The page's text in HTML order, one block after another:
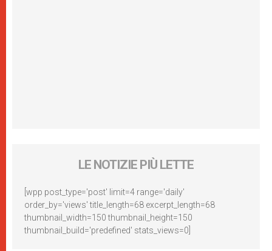
LE NOTIZIE PIÙ LETTE
[wpp post_type='post' limit=4 range='daily'
order_by='views' title_length=68 excerpt_length=68
thumbnail_width=150 thumbnail_height=150
thumbnail_build='predefined' stats_views=0]